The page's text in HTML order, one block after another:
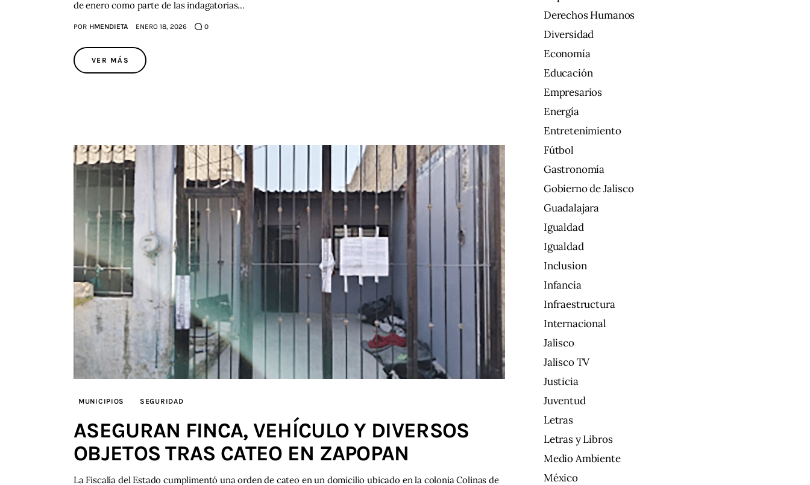
de enero como parte de las indagatorias…
POR HMENDIETA ENERO 18, 2026 0
VER MÁS
MUNICIPIOS SEGURIDAD
ASEGURAN FINCA, VEHÍCULO Y DIVERSOS
OBJETOS TRAS CATEO EN ZAPOPAN
La Fiscalía del Estado cumplimentó una orden de cateo en un domicilio ubicado en la colonia Colinas de
Derechos Humanos
Diversidad
Economía
Educación
Empresarios
Energía
Entretenimiento
Fútbol
Gastronomía
Gobierno de Jalisco
Guadalajara
Igualdad
Igualdad
Inclusion
Infancia
Infraestructura
Internacional
Jalisco
Jalisco TV
Justicia
Juventud
Letras
Letras y Libros
Medio Ambiente
México